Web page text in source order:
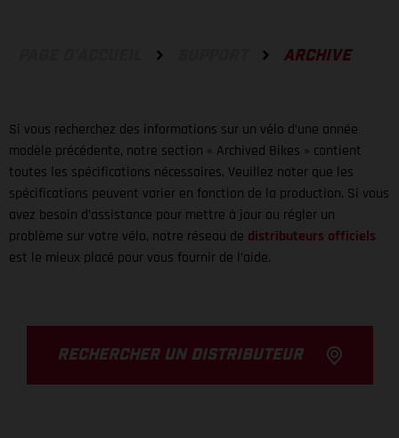
ARCHIVE
Si vous recherchez des informations sur un vélo d’une année
modèle précédente, notre section « Archived Bikes » contient
toutes les spécifications nécessaires. Veuillez noter que les
spécifications peuvent varier en fonction de la production. Si vous
avez besoin d’assistance pour mettre à jour ou régler un
problème sur votre vélo, notre réseau de distributeurs officiels
est le mieux placé pour vous fournir de l’aide.
RECHERCHER UN DISTRIBUTEUR